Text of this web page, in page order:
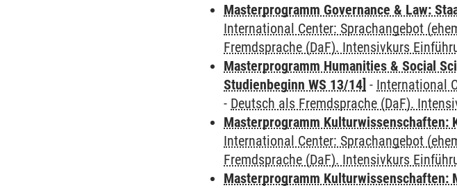
Masterprogramm Governance & Law:
International Center: Sprachangebot
Fremdsprache (DaF). Intensivkurs
Masterprogramm Humanities & Social
Studienbeginn WS 13/14] - International
- Deutsch als Fremdsprache (DaF).
Masterprogramm Kulturwissenschaften:
International Center: Sprachangebot
Fremdsprache (DaF). Intensivkurs
Masterprogramm Kulturwissenschaften: